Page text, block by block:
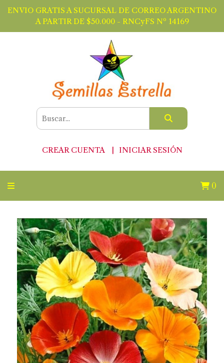
ENVIO GRATIS A SUCURSAL DE CORREO ARGENTINO
A PARTIR DE $50.000 - RNCyFS Nº 14169
CREAR CUENTA INICIAR SESIÓN
0